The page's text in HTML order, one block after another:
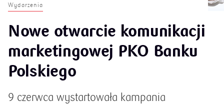
Wydarzenia
Nowe otwarcie komunikacji
marketingowej PKO Banku
Polskiego
9 czerwca wystartowała kampania